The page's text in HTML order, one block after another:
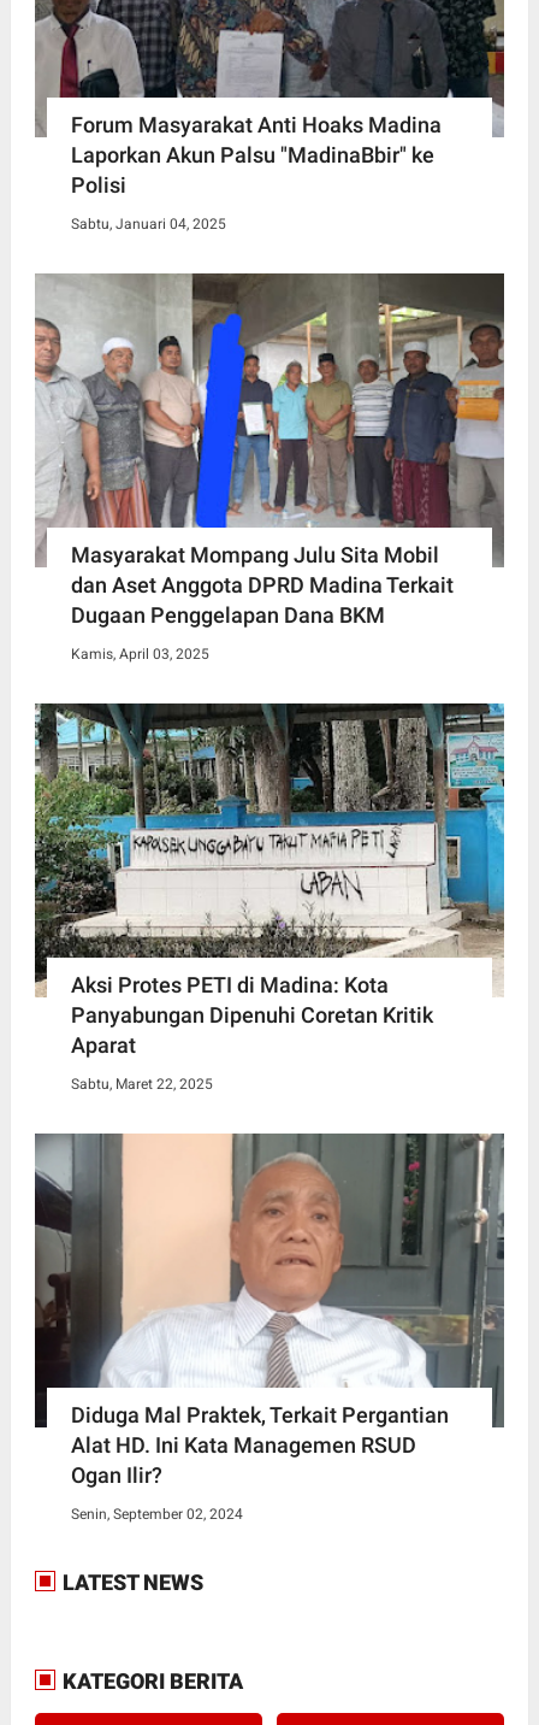
Forum Masyarakat Anti Hoaks Madina
Laporkan Akun Palsu "MadinaBbir" ke
Polisi
Sabtu, Januari 04, 2025
Masyarakat Mompang Julu Sita Mobil
dan Aset Anggota DPRD Madina Terkait
Dugaan Penggelapan Dana BKM
Kamis, April 03, 2025
Aksi Protes PETI di Madina: Kota
Panyabungan Dipenuhi Coretan Kritik
Aparat
Sabtu, Maret 22, 2025
Diduga Mal Praktek, Terkait Pergantian
Alat HD. Ini Kata Managemen RSUD
Ogan Ilir?
Senin, September 02, 2024
LATEST NEWS
KATEGORI BERITA